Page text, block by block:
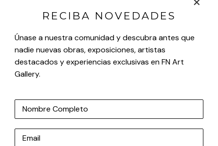
RECIBA NOVEDADES
Únase a nuestra comunidad y descubra antes que
nadie nuevas obras, exposiciones, artistas
destacados y experiencias exclusivas en FN Art
Gallery.
Nombre Completo
Email